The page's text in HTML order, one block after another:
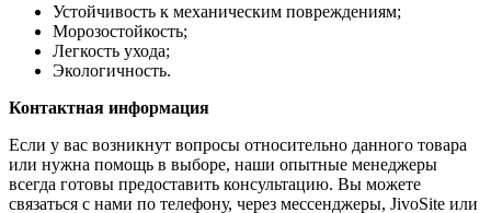
Устойчивость к механическим повреждениям;
Морозостойкость;
Легкость ухода;
Экологичность.
Контактная информация
Если у вас возникнут вопросы относительно данного товара
или нужна помощь в выборе, наши опытные менеджеры
всегда готовы предоставить консультацию. Вы можете
связаться с нами по телефону, через мессенджеры, JivoSite или